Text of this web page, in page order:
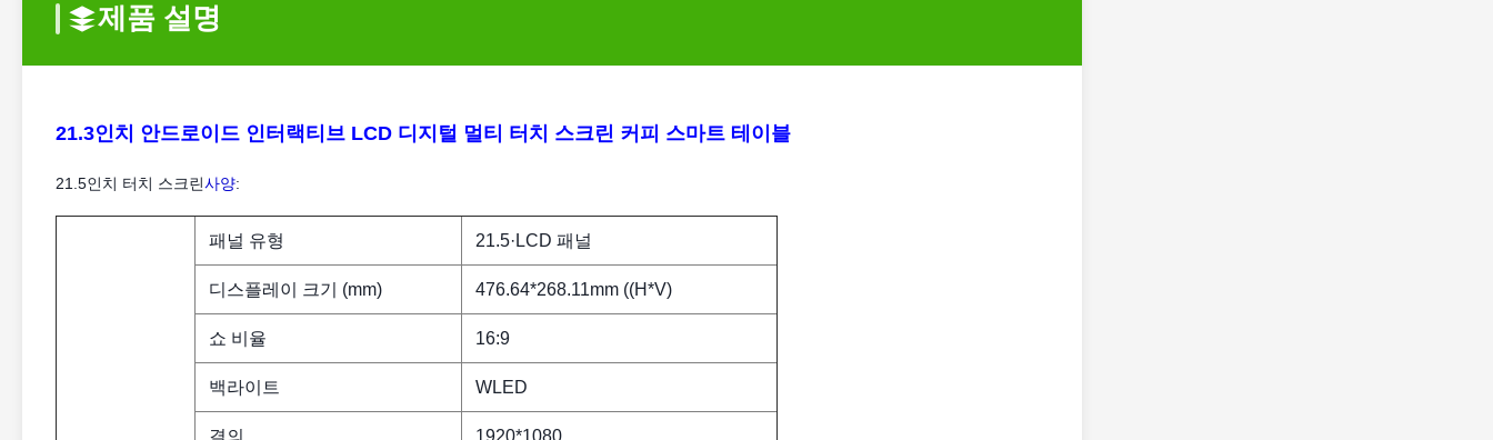
제품 설명
21.3인치 안드로이드 인터랙티브 LCD 디지털 멀티 터치 스크린 커피 스마트 테이블
21.5인치 터치 스크린사양:
패널 유형 21.5·LCD 패널
디스플레이 크기 (mm) 476.64*268.11mm ((H*V)
쇼 비율 16:9
백라이트 WLED
결의 1920*1080